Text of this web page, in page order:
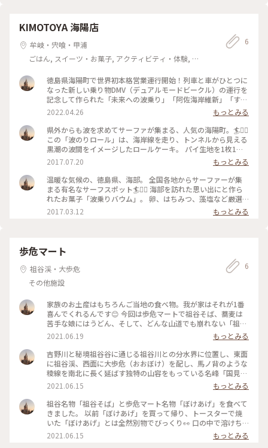
KIMOTOYA 海陽店
牟岐・宍喰・甲浦
ごはん, スイーツ・お菓子, アクティビティ・体験, 風
6
徳島県海陽町で世界初本格営業運行開始！列車と車がひとつに
なった新しい乗り物DMV（デュアルモードビークル）の運行を
記念して作られた「未来への波乗り」「阿佐海岸維新」「すだ
ちの風」🚎海陽町産の藻塩や藍を使用した可愛いDMVクッキー
です🍪 #DMV #海陽町〜東洋町 #お土産 #クッキー #MYこ
とりっぷ #わたしの街
2022.04.26
もっとみる
県外からも波を求めてサーファが集まる、人気の海陽町。🏄🏄‍♀️
この「波のりロール」は、海岸線を走り、トンネルから見える
黒潮の波間をイメージしたロールケーキ。 パイ生地を1枚1枚
丁寧に焼き上げ、プラリネ入りバタークリームをサンドし積み
上げて表現、それをアーモンドを贅沢に使ったココアスポンジ
でまいてあり、ミルフィーユのケーキを食べているみたいな真
ん中はサクサクの食感。独特な食感と味のこだわりにはまっち
ゃいました😊 #わたしの街#お茶スイーツ#和む
2017.07.20
もっとみる
温暖な気候の、徳島県、海部。 全国各地からサーファーが集
まる有名なサーフスポット🏄🏄‍♀️ 海部を訪れた思い出にと作ら
れたお菓子「波乗りバウム」。 卵、はちみつ、藻塩など厳選
された海部の素材を職人が自家工房にて一層一層じっくり心を
込め、はちみつと卵のバランスでふわふわ感を出し、ほんのり
#おみやげ図鑑 #お茶スイーツ
2017.03.12 もっとみる
歩危マート
祖谷渓・大歩危
その他施設
6
家族のお土産はもちろんご当地の食べ物。我が家はそれが1番
喜んでくれるんです😊 今回は歩危マートで祖谷そば、蕎麦は
苦手な娘にはうどん、そして、どんな山道でも崩れない「祖谷
とうふ」を買って帰りました。 豆腐はそんじゃそこいらのも
のとは違って硬くて崩れません。だから、湯豆腐にしました
（笑）それでもしっかり形はそのまま⤴︎ 私の夢のなかの1つ🎵
全国のご当地の美味しいものを食べ歩くこと。その日の事、楽
しかった事を思い出しながら食べる夕食は最高のご馳走になる
んです🎵 #お土産 #ご当地 #わたしの街
2021.06.19
もっとみる
吉野川と秘境祖谷谷に通じる祖谷川との分水界に位置し、東面
に祖谷渓、西面に大歩危（おおぼけ）を配し、馬ノ背のような
稜線を南北に長く延ばす独特の山容をもっている名峰「国見
山」 その湧水で入れた「歩危マート2」にあるコーヒーマシ
ン。「これ、私が飾ったんよ😊」とお店の方の声に二度見しち
ゃうほど風情があって最高素敵でした🎵コーヒーも最高美味し
いですよ〜🎵 #夏色さがし #自然にふれる #わたしの街 #
コーヒー
2021.06.15
もっとみる
祖谷名物「祖谷そば」と歩危マート名物「ぼけあげ」を食べて
きました。 以前「ぼけあげ」を買って帰り、トースターで焼
いた「ぼけあげ」とは全然別物でびっくり👀 口の中で溶けち
ゃうんです😊 一口目はそのままで、その後は醤油を垂らして
上にのったたっぷりの大根おろしと一緒に。 めちゃくちゃ美
2021.06.15 もっとみる